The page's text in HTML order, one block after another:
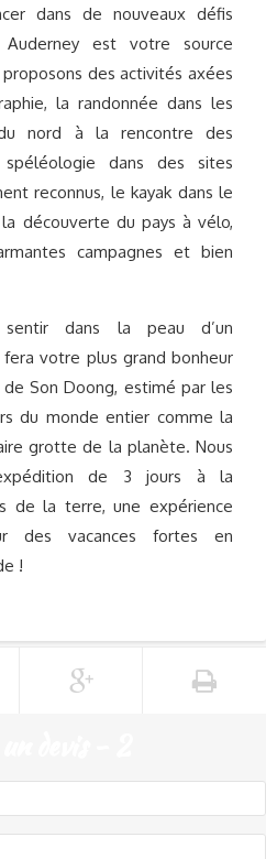
dans de nouveaux défis
est votre source
des activités axées
la randonnée dans les
nord à la rencontre des
dans des sites
reconnus, le kayak dans le
découverte du pays à vélo,
campagnes et bien
dans la peau d’un
votre plus grand bonheur
Son Doong, estimé par les
du monde entier comme la
grotte de la planète. Nous
de 3 jours à la
de la terre, une expérience
des vacances fortes en
!